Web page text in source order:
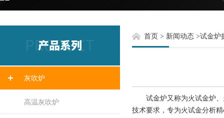
灰吹炉
高温灰吹炉
首页 > 新闻动态 >试金炉
试金炉又称为火试金炉、
技术要求，专为火试金分析